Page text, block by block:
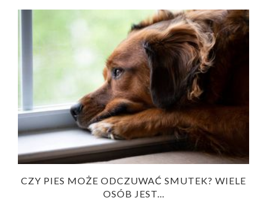
CZY PIES MOŻE ODCZUWAĆ SMUTEK? WIELE
OSÓB JEST...